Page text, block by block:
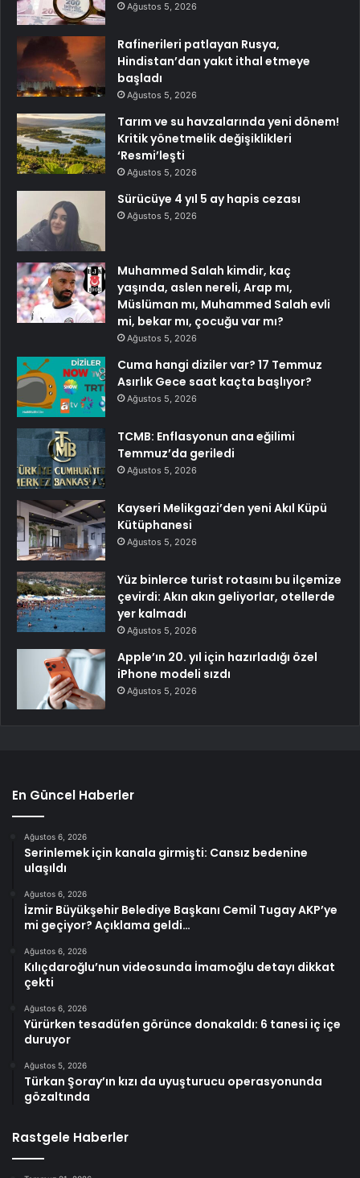
Ağustos 5, 2026
Rafinerileri patlayan Rusya,
Hindistan’dan yakıt ithal etmeye
başladı
Ağustos 5, 2026
Tarım ve su havzalarında yeni dönem!
Kritik yönetmelik değişiklikleri
‘Resmi’leşti
Ağustos 5, 2026
Sürücüye 4 yıl 5 ay hapis cezası
Ağustos 5, 2026
Muhammed Salah kimdir, kaç
yaşında, aslen nereli, Arap mı,
Müslüman mı, Muhammed Salah evli
mi, bekar mı, çocuğu var mı?
Ağustos 5, 2026
Cuma hangi diziler var? 17 Temmuz
Asırlık Gece saat kaçta başlıyor?
Ağustos 5, 2026
TCMB: Enflasyonun ana eğilimi
Temmuz’da geriledi
Ağustos 5, 2026
Kayseri Melikgazi’den yeni Akıl Küpü
Kütüphanesi
Ağustos 5, 2026
Yüz binlerce turist rotasını bu ilçemize
çevirdi: Akın akın geliyorlar, otellerde
yer kalmadı
Ağustos 5, 2026
Apple’ın 20. yıl için hazırladığı özel
iPhone modeli sızdı
Ağustos 5, 2026
En Güncel Haberler
Ağustos 6, 2026
Serinlemek için kanala girmişti: Cansız bedenine
ulaşıldı
Ağustos 6, 2026
İzmir Büyükşehir Belediye Başkanı Cemil Tugay AKP’ye
mi geçiyor? Açıklama geldi…
Ağustos 6, 2026
Kılıçdaroğlu’nun videosunda İmamoğlu detayı dikkat
çekti
Ağustos 6, 2026
Yürürken tesadüfen görünce donakaldı: 6 tanesi iç içe
duruyor
Ağustos 5, 2026
Türkan Şoray’ın kızı da uyuşturucu operasyonunda
gözaltında
Rastgele Haberler